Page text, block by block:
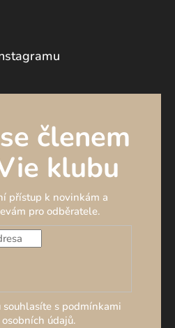
členem
klubu
přístup k novinkám a
pro odběratele.
s podmínkami
údajů.